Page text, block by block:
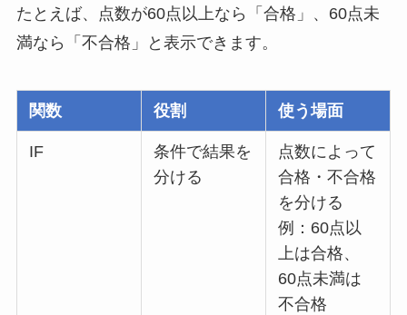
たとえば、点数が60点以上なら「合格」、60点未
満なら「不合格」と表示できます。
関数 役割 使う場面
IF
条件で結果を
分ける
点数によって
合格・不合格
を分ける
例：60点以
上は合格、
60点未満は
不合格